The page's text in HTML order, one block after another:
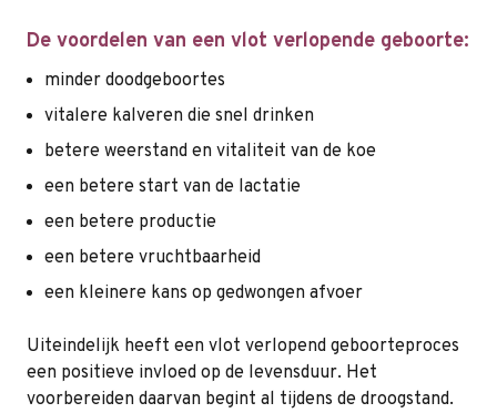
De voordelen van een vlot verlopende geboorte:
minder doodgeboortes
vitalere kalveren die snel drinken
betere weerstand en vitaliteit van de koe
een betere start van de lactatie
een betere productie
een betere vruchtbaarheid
een kleinere kans op gedwongen afvoer
Uiteindelijk heeft een vlot verlopend geboorteproces
een positieve invloed op de levensduur. Het
voorbereiden daarvan begint al tijdens de droogstand.